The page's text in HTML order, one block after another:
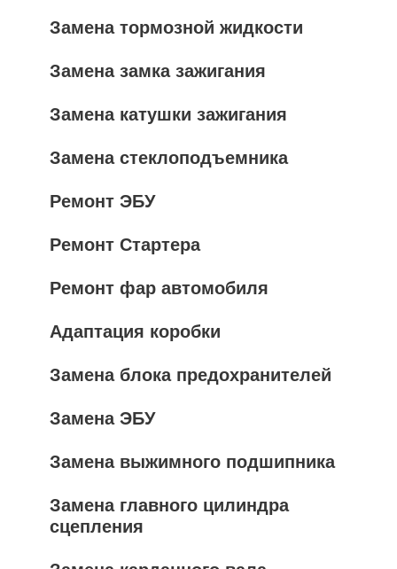
Замена тормозной жидкости
Замена замка зажигания
Замена катушки зажигания
Замена стеклоподъемника
Ремонт ЭБУ
Ремонт Стартера
Ремонт фар автомобиля
Адаптация коробки
Замена блока предохранителей
Замена ЭБУ
Замена выжимного подшипника
Замена главного цилиндра
сцепления